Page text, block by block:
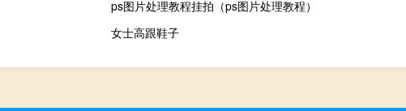
ps图片处理教程挂拍（ps图片处理教程）
女士高跟鞋子